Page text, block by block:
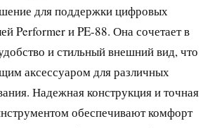
для поддержки цифровых
Performer и PE-88. Она сочетает в
и стильный внешний вид, что
аксессуаром для различных
Надежная конструкция и точная
обеспечивают комфорт